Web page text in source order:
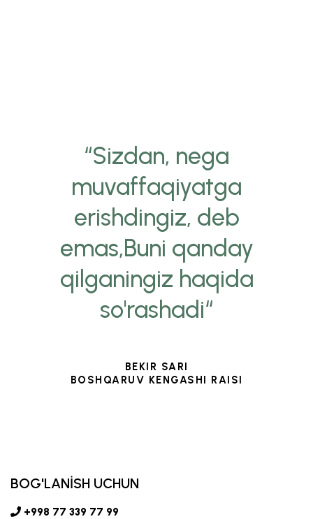
“Sizdan, nega
muvaffaqiyatga
erishdingiz, deb
emas,Buni qanday
qilganingiz haqida
so'rashadi“
BEKIR SARI
BOSHQARUV KENGASHI RAISI
BOG'LANİSH UCHUN
+998 77 339 77 99